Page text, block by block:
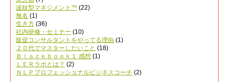
波紋型マネジメント™ (22)
無名 (1)
生き方 (36)
社内研修・セミナー (10)
販促コンサルタントをやってる理由 (1)
２０代でマスターしたいこと (18)
Ｂｌａｃｋｂｏｏｋ１ 感想 (1)
ＬＥＲラボとは？ (2)
ＮＬＰプロフェッショナルビジネスコーチ (2)